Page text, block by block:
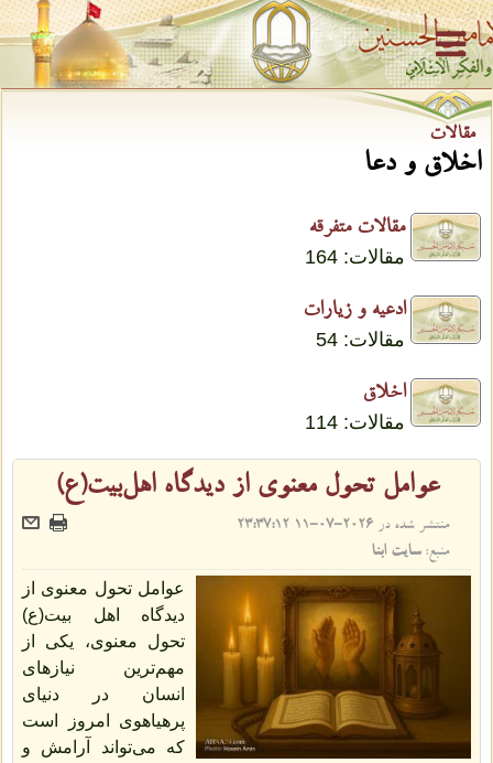
مقالات
اخلاق و دعا
مقالات متفرقه
مقالات: 164
ادعیه و زیارات
مقالات: 54
اخلاق
مقالات: 114
عوامل تحول معنوی از دیدگاه اهل‌بیت(ع)
منتشر شده در 2026-07-11 23:37:12
منبع:سایت ابنا
عوامل تحول معنوی از
دیدگاه اهل‌ بیت(ع)
تحول معنوی، یکی از
مهم‌ترین نیازهای
انسان در دنیای
پرهیاهوی امروز است
که می‌تواند آرامش و